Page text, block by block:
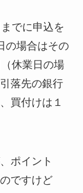
でに申込を
の場合はその
休業日の場
落先の銀行
買付けは１
ポイント
ですけど